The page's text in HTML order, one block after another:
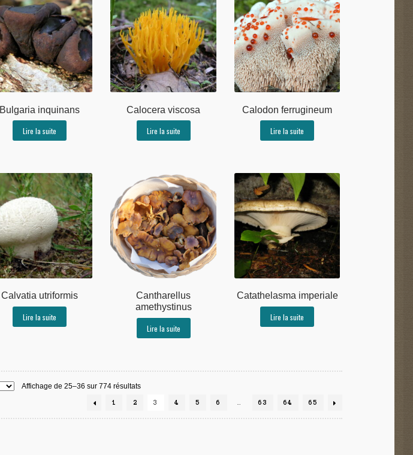
Bulgaria inquinans
Lire la suite
Calocera viscosa
Lire la suite
Calodon ferrugineum
Lire la suite
Calvatia utriformis
Lire la suite
Cantharellus
amethystinus
Lire la suite
Catathelasma imperiale
Lire la suite
Affichage de 25–36 sur 774 résultats
1 2 3 4 5 6 … 63 64 65